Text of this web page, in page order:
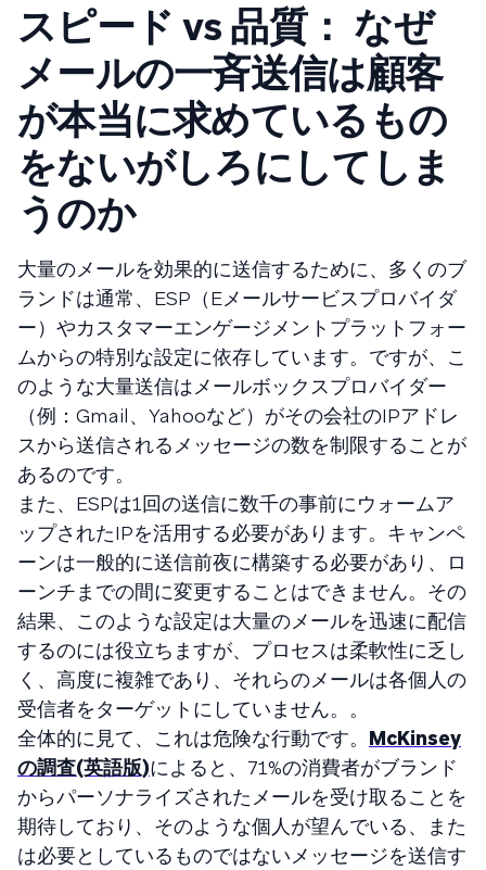
スピード vs 品質： なぜ
メールの一斉送信は顧客
が本当に求めているもの
をないがしろにしてしま
うのか
大量のメールを効果的に送信するために、多くのブ
ランドは通常、ESP（Eメールサービスプロバイダ
ー）やカスタマーエンゲージメントプラットフォー
ムからの特別な設定に依存しています。ですが、こ
のような大量送信はメールボックスプロバイダー
（例：Gmail、Yahooなど）がその会社のIPアドレ
スから送信されるメッセージの数を制限することが
あるのです。
また、ESPは1回の送信に数千の事前にウォームア
ップされたIPを活用する必要があります。キャンペ
ーンは一般的に送信前夜に構築する必要があり、ロ
ーンチまでの間に変更することはできません。その
結果、このような設定は大量のメールを迅速に配信
するのには役立ちますが、プロセスは柔軟性に乏し
く、高度に複雑であり、それらのメールは各個人の
受信者をターゲットにしていません。。
全体的に見て、これは危険な行動です。 McKinsey
の調査(英語版)によると、71%の消費者がブランド
からパーソナライズされたメールを受け取ることを
期待しており、そのような個人が望んでいる、また
は必要としているものではないメッセージを送信す